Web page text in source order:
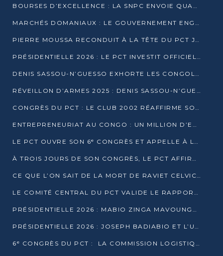
BOURSES D’EXCELLENCE : LA SNPC ENVOIE QUATRE NOUVEAUX TALENTS CONGOLAIS SE FORMER À BAKOU
MARCHÉS DOMANIAUX : LE GOUVERNEMENT ENGAGE LA STRUCTURATION DES TAXES D’ASSAINISSEMENT
PIERRE MOUSSA RECONDUIT À LA TÊTE DU PCT JUSQU’EN 2031
PRÉSIDENTIELLE 2026 : LE PCT INVESTIT OFFICIELLEMENT DENIS SASSOU NGUESSO
DENIS SASSOU-N’GUESSO EXHORTE LES CONGOLAIS À L’UNITÉ ET AU FAIR-PLAY DÉMOCRATIQUE EN 2026
RÉVEILLON D’ARMES 2025 : DENIS SASSOU-N’GUESSO GARANTIT DES ÉLECTIONS 2026 PAISIBLES ET SÉCURISÉES
CONGRÈS DU PCT : LE CLUB 2002 RÉAFFIRME SON SOUTIEN À DENIS SASSOU-N’GUESSO POUR 2026
ENTREPRENEURIAT AU CONGO : UN MILLION D’EUROS POUR FINANCER LES STARTUPS DÈS 2026
LE PCT OUVRE SON 6ᵉ CONGRÈS ET APPELLE À LA CANDIDATURE DE DENIS SASSOU NGUESSO
À TROIS JOURS DE SON CONGRÈS, LE PCT AFFIRME AVOIR ATTEINT TOUS SES OBJECTIFS
CE QUE L’ON SAIT DE LA MORT DE RAVIET CELVIC N’TSIANTSIE
LE COMITÉ CENTRAL DU PCT VALIDE LE RAPPORT DU CONGRÈS ET SOUTIENT DENIS SASSOU N’GUESSO
PRÉSIDENTIELLE 2026 : MABIO ZINGA MAVOUNGOU DÉCLARE SA CANDIDATURE ET CHARGE LE BILAN DU PCT
PRÉSIDENTIELLE 2026 : JOSEPH BADIABIO ET L’UDH-YUKI JOUENT LA PRUDENCE
6ᵉ CONGRÈS DU PCT : LA COMMISSION LOGISTIQUE ASSURE LA DISTRIBUTION DES KITS